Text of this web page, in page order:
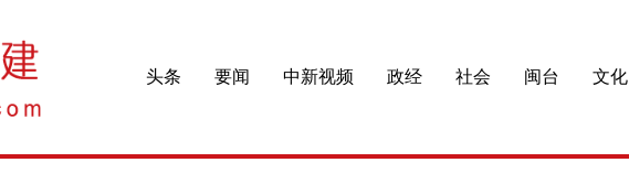
头条 要闻 中新视频 政经 社会 闽台 文化